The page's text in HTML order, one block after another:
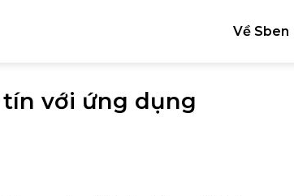
Về Sben
tín với ứng dụng